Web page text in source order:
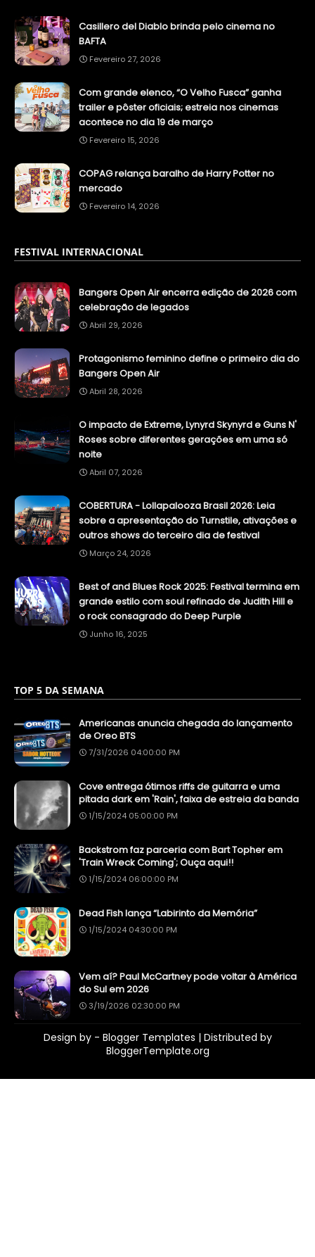
Casillero del Diablo brinda pelo cinema no
BAFTA
Fevereiro 27, 2026
Com grande elenco, “O Velho Fusca” ganha
trailer e pôster oficiais; estreia nos cinemas
acontece no dia 19 de março
Fevereiro 15, 2026
COPAG relança baralho de Harry Potter no
mercado
Fevereiro 14, 2026
FESTIVAL INTERNACIONAL
Bangers Open Air encerra edição de 2026 com
celebração de legados
Abril 29, 2026
Protagonismo feminino define o primeiro dia do
Bangers Open Air
Abril 28, 2026
O impacto de Extreme, Lynyrd Skynyrd e Guns N'
Roses sobre diferentes gerações em uma só
noite
Abril 07, 2026
COBERTURA - Lollapalooza Brasil 2026: Leia
sobre a apresentação do Turnstile, ativações e
outros shows do terceiro dia de festival
Março 24, 2026
Best of and Blues Rock 2025: Festival termina em
grande estilo com soul refinado de Judith Hill e
o rock consagrado do Deep Purple
Junho 16, 2025
TOP 5 DA SEMANA
Americanas anuncia chegada do lançamento
de Oreo BTS
7/31/2026 04:00:00 PM
Cove entrega ótimos riffs de guitarra e uma
pitada dark em 'Rain', faixa de estreia da banda
1/15/2024 05:00:00 PM
Backstrom faz parceria com Bart Topher em
'Train Wreck Coming'; Ouça aqui!!
1/15/2024 06:00:00 PM
Dead Fish lança “Labirinto da Memória”
1/15/2024 04:30:00 PM
Vem aí? Paul McCartney pode voltar à América
do Sul em 2026
3/19/2026 02:30:00 PM
Design by - Blogger Templates | Distributed by
BloggerTemplate.org